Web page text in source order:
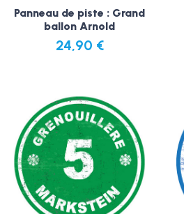
Panneau de piste : Grand
ballon Arnold
24,90 €